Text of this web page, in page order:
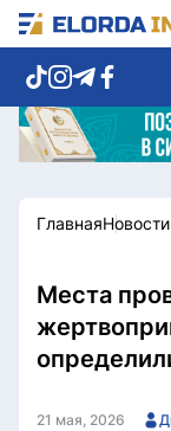
Новости столицы
Спорт
Видео
Послание
Главная
Места
21 мая, 2026